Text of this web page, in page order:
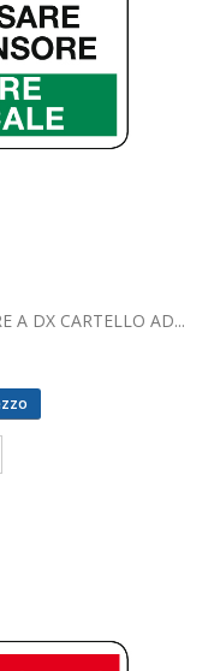
A DX CARTELLO AD...